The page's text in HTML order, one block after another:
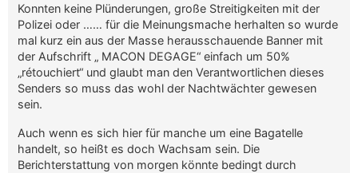
Konnten keine Plünderungen, große Streitigkeiten mit der
Polizei oder …… für die Meinungsmache herhalten so wurde
mal kurz ein aus der Masse herausschauende Banner mit
der Aufschrift „ MACON DEGAGE“ einfach um 50%
„rétouchiert“ und glaubt man den Verantwortlichen dieses
Senders so muss das wohl der Nachtwächter gewesen
sein.
Auch wenn es sich hier für manche um eine Bagatelle
handelt, so heißt es doch Wachsam sein. Die
Berichterstattung von morgen könnte bedingt durch